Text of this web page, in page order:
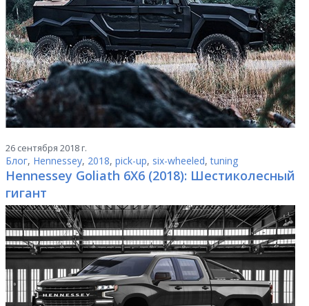
26 сентября 2018 г.
Блог, Hennessey, 2018, pick-up, six-wheeled,tuning
Hennessey Goliath 6X6 (2018): Шестиколесный
гигант